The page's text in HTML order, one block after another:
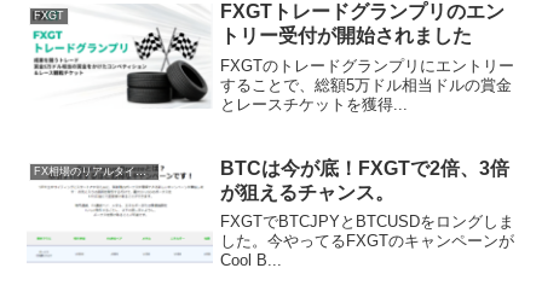
FXGT
FXGTトレードグランプリのエン
トリー受付が開始されました
FXGTのトレードグランプリにエントリー
することで、総額5万ドル相当ドルの賞金
とレースチケットを獲得...
FX相場のリアルタイム情報
BTCは今が底！FXGTで2倍、3倍
が狙えるチャンス。
FXGTでBTCJPYとBTCUSDをロングしま
した。今やってるFXGTのキャンペーンが
Cool B...